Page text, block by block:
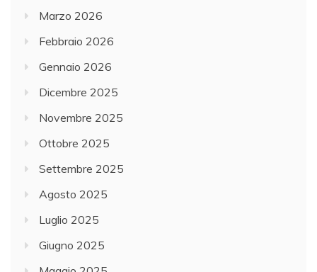
Marzo 2026
Febbraio 2026
Gennaio 2026
Dicembre 2025
Novembre 2025
Ottobre 2025
Settembre 2025
Agosto 2025
Luglio 2025
Giugno 2025